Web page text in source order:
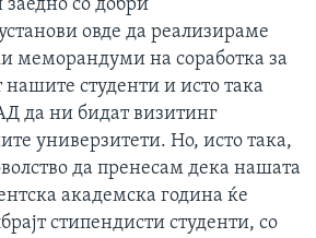
со добри
овде да реализираме
меморандуми на соработка за
студенти и исто така
да ни бидат визитинг
универзитети. Но, исто така,
да пренесам дека нашата
академска година ќе
стипендисти студенти, со